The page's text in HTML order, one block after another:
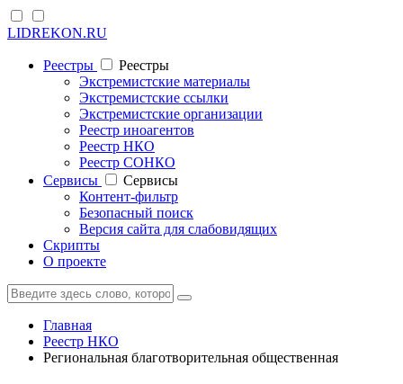
LIDREKON.RU
Реестры
Реестры
Экстремистские материалы
Экстремистские ссылки
Экстремистские организации
Реестр иноагентов
Реестр НКО
Реестр СОНКО
Cервисы
Cервисы
Контент-фильтр
Безопасный поиск
Версия сайта для слабовидящих
Скрипты
О проекте
Главная
Реестр НКО
Региональная благотворительная общественная